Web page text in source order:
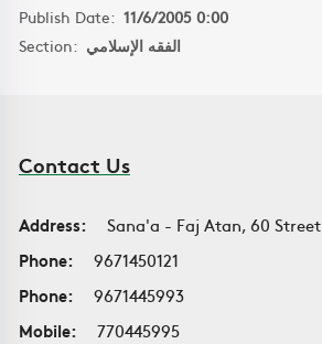
Publish Date: 11/6/2005 0:00
Section: الفقه الإسلامي
Contact Us
Address:
Sana'a - Faj Atan, 60 Street
Phone:
9671450121
Phone:
9671445993
Mobile:
770445995